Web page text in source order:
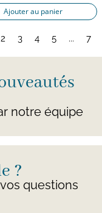
Ajouter au panier
2 3 4 5 ... 7
notre équipe
?
questions